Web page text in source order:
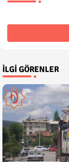
İLGI GÖRENLER